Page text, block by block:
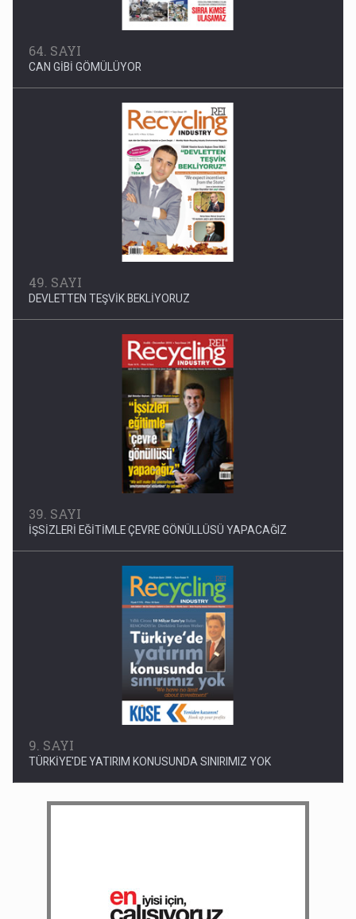
64. SAYI
CAN GİBİ GÖMÜLÜYOR
49. SAYI
DEVLETTEN TEŞVİK BEKLİYORUZ
39. SAYI
İŞSİZLERİ EĞİTİMLE ÇEVRE GÖNÜLLÜSÜ YAPACAĞIZ
9. SAYI
TÜRKİYE'DE YATIRIM KONUSUNDA SINIRIMIZ YOK